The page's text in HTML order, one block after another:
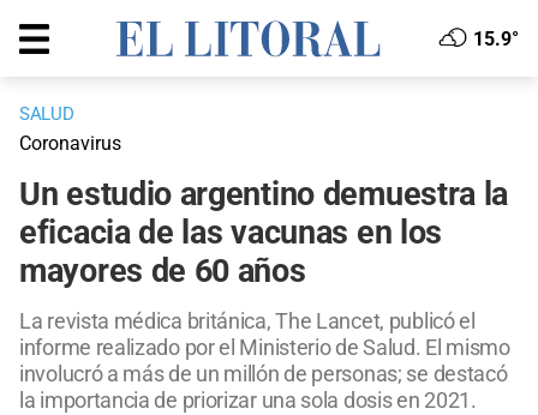
15.9°
SALUD
Coronavirus
Un estudio argentino demuestra la
eficacia de las vacunas en los
mayores de 60 años
La revista médica británica, The Lancet, publicó el
informe realizado por el Ministerio de Salud. El mismo
involucró a más de un millón de personas; se destacó
la importancia de priorizar una sola dosis en 2021.